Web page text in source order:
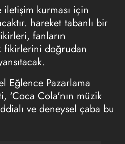
kurması için
hareket tabanlı bir
fanların
fikirlerini doğrudan
Eğlence Pazarlama
‘Coca Cola'nın müzik
ve deneysel çaba bu